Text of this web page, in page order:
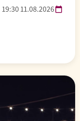
11.08.2026 19:30